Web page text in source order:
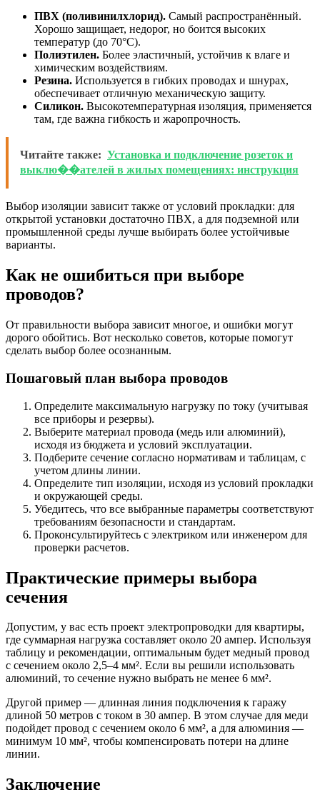
ПВХ (поливинилхлорид). Самый распространённый.
Хорошо защищает, недорог, но боится высоких
температур (до 70°C).
Полиэтилен. Более эластичный, устойчив к влаге и
химическим воздействиям.
Резина. Используется в гибких проводах и шнурах,
обеспечивает отличную механическую защиту.
Силикон. Высокотемпературная изоляция, применяется
там, где важна гибкость и жаропрочность.
Читайте также: Установка и подключение розеток и
выклю��ателей в жилых помещениях: инструкция
Выбор изоляции зависит также от условий прокладки: для
открытой установки достаточно ПВХ, а для подземной или
промышленной среды лучше выбирать более устойчивые
варианты.
Как не ошибиться при выборе
проводов?
От правильности выбора зависит многое, и ошибки могут
дорого обойтись. Вот несколько советов, которые помогут
сделать выбор более осознанным.
Пошаговый план выбора проводов
Определите максимальную нагрузку по току (учитывая
все приборы и резервы).
Выберите материал провода (медь или алюминий),
исходя из бюджета и условий эксплуатации.
Подберите сечение согласно нормативам и таблицам, с
учетом длины линии.
Определите тип изоляции, исходя из условий прокладки
и окружающей среды.
Убедитесь, что все выбранные параметры соответствуют
требованиям безопасности и стандартам.
Проконсультируйтесь с электриком или инженером для
проверки расчетов.
Практические примеры выбора
сечения
Допустим, у вас есть проект электропроводки для квартиры,
где суммарная нагрузка составляет около 20 ампер. Используя
таблицу и рекомендации, оптимальным будет медный провод
с сечением около 2,5–4 мм². Если вы решили использовать
алюминий, то сечение нужно выбрать не менее 6 мм².
Другой пример — длинная линия подключения к гаражу
длиной 50 метров с током в 30 ампер. В этом случае для меди
подойдет провод с сечением около 6 мм², а для алюминия —
минимум 10 мм², чтобы компенсировать потери на длине
линии.
Заключение